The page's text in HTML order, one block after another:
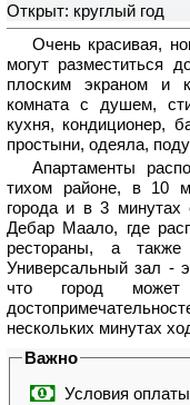
Открыт: круглый год
Очень красивая,
могут разместиться
плоским экраном и
комната с душем,
кухня, кондиционер,
простыни, одеяла,
Апартаменты
тихом районе, в 10
города и в 3 минутах
Дебар Маало, где
рестораны, а также
Универсальный зал -
что город
нескольких минутах
Важно
Условия